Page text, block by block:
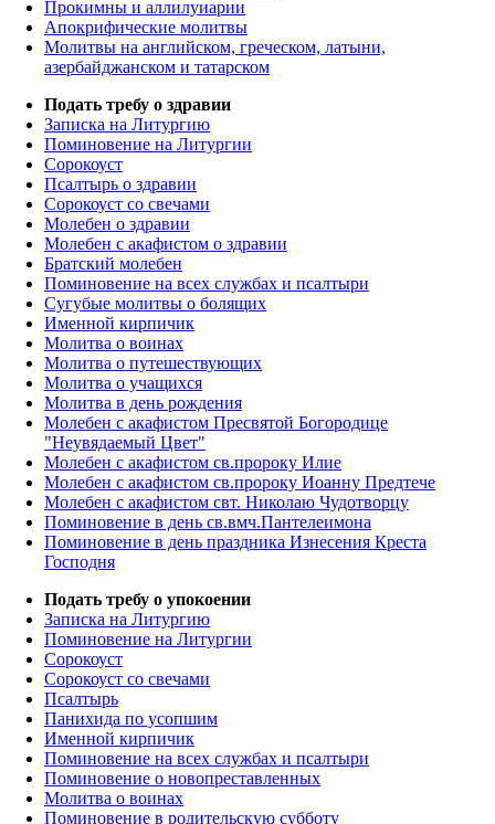
Прокимны и аллилуиарии
Апокрифические молитвы
Молитвы на английском, греческом, латыни,
азербайджанском и татарском
Подать требу о здравии
Записка на Литургию
Поминовение на Литургии
Сорокоуст
Псалтырь о здравии
Сорокоуст со свечами
Молебен о здравии
Молебен с акафистом о здравии
Братский молебен
Поминовение на всех службах и псалтыри
Сугубые молитвы о болящих
Именной кирпичик
Молитва о воинах
Молитва о путешествующих
Молитва о учащихся
Молитва в день рождения
Молебен с акафистом Пресвятой Богородице
"Неувядаемый Цвет"
Молебен с акафистом св.пророку Илие
Молебен с акафистом св.пророку Иоанну Предтече
Молебен с акафистом свт. Николаю Чудотворцу
Поминовение в день св.вмч.Пантелеимона
Поминовение в день праздника Изнесения Креста
Господня
Подать требу о упокоении
Записка на Литургию
Поминовение на Литургии
Сорокоуст
Сорокоуст со свечами
Псалтырь
Панихида по усопшим
Именной кирпичик
Поминовение на всех службах и псалтыри
Поминовение о новопреставленных
Молитва о воинах
Поминовение в родительскую субботу